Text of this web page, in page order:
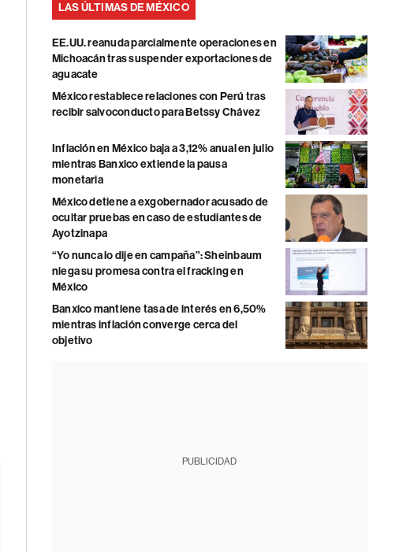
LAS ÚLTIMAS DE MÉXICO
EE.UU. reanuda parcialmente operaciones en
Michoacán tras suspender exportaciones de
aguacate
México restablece relaciones con Perú tras
recibir salvoconducto para Betssy Chávez
Inflación en México baja a 3,12% anual en julio
mientras Banxico extiende la pausa
monetaria
México detiene a exgobernador acusado de
ocultar pruebas en caso de estudiantes de
Ayotzinapa
“Yo nunca lo dije en campaña”: Sheinbaum
niega su promesa contra el fracking en
México
Banxico mantiene tasa de interés en 6,50%
mientras inflación converge cerca del
objetivo
PUBLICIDAD